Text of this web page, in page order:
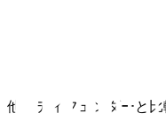
他のディフェンダーと